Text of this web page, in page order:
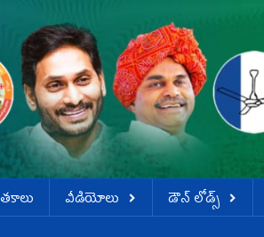
వీడియోలు డౌన్ లోడ్స్